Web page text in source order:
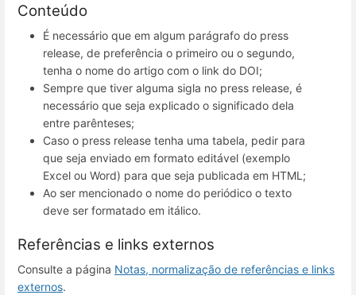
Conteúdo
É necessário que em algum parágrafo do press
release, de preferência o primeiro ou o segundo,
tenha o nome do artigo com o link do DOI;
Sempre que tiver alguma sigla no press release, é
necessário que seja explicado o significado dela
entre parênteses;
Caso o press release tenha uma tabela, pedir para
que seja enviado em formato editável (exemplo
Excel ou Word) para que seja publicada em HTML;
Ao ser mencionado o nome do periódico o texto
deve ser formatado em itálico.
Referências e links externos
Consulte a página Notas, normalização de referências e links
externos.